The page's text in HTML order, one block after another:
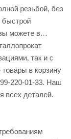
резьбой, без
быстрой
можете в
так и с
в корзину
220-01-33. Наш
всех деталей.